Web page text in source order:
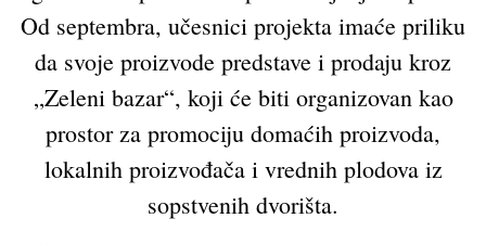
Od septembra, učesnici projekta imaće priliku
da svoje proizvode predstave i prodaju kroz
„Zeleni bazar“, koji će biti organizovan kao
prostor za promociju domaćih proizvoda,
lokalnih proizvođača i vrednih plodova iz
sopstvenih dvorišta.